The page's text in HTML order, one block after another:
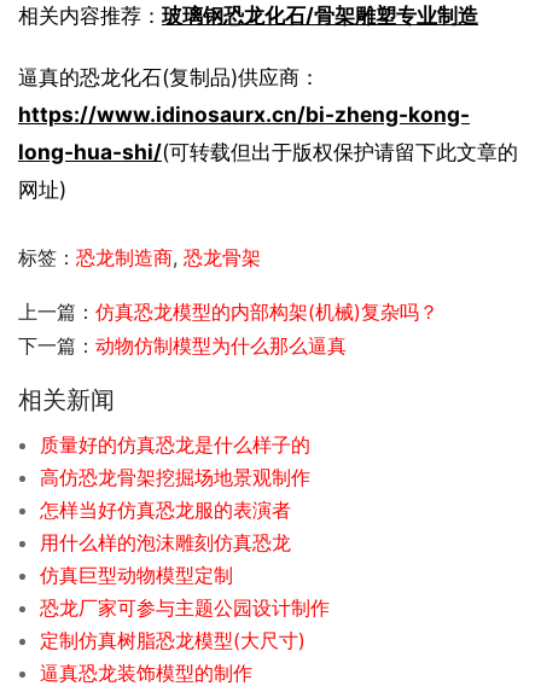
相关内容推荐： 玻璃钢恐龙化石/骨架雕塑专业制造
逼真的恐龙化石(复制品)供应商：
https://www.idinosaurx.cn/bi-zheng-kong-
long-hua-shi/(可转载但出于版权保护请留下此文章的
网址)
标签： 恐龙制造商, 恐龙骨架
上一篇： 仿真恐龙模型的内部构架(机械)复杂吗？
下一篇： 动物仿制模型为什么那么逼真
相关新闻
质量好的仿真恐龙是什么样子的
高仿恐龙骨架挖掘场地景观制作
怎样当好仿真恐龙服的表演者
用什么样的泡沫雕刻仿真恐龙
仿真巨型动物模型定制
恐龙厂家可参与主题公园设计制作
定制仿真树脂恐龙模型(大尺寸)
逼真恐龙装饰模型的制作